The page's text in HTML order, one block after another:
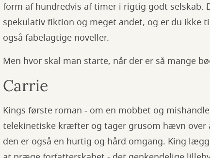
form af hundredvis af timer i rigtig godt selskab.
spekulativ fiktion og meget andet, og er du ikke
også fabelagtige noveller.
Men hvor skal man starte, når der er så mange
Carrie
Kings første roman - om en mobbet og
telekinetiske kræfter og tager grusom hævn over
den er også en hurtig og hård omgang. King